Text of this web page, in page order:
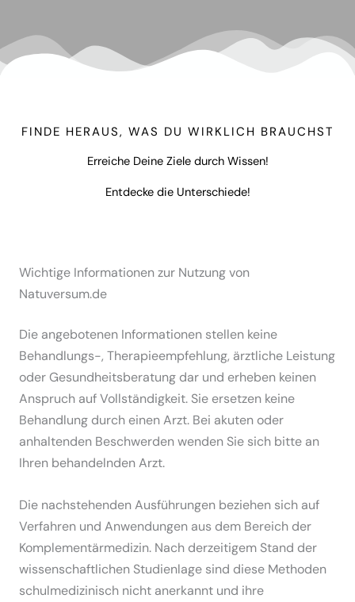
FINDE HERAUS, WAS DU WIRKLICH BRAUCHST
Erreiche Deine Ziele durch Wissen!
Entdecke die Unterschiede!
Wichtige Informationen zur Nutzung von
Natuversum.de
Die angebotenen Informationen stellen keine
Behandlungs-, Therapieempfehlung, ärztliche Leistung
oder Gesundheitsberatung dar und erheben keinen
Anspruch auf Vollständigkeit. Sie ersetzen keine
Behandlung durch einen Arzt. Bei akuten oder
anhaltenden Beschwerden wenden Sie sich bitte an
Ihren behandelnden Arzt.
Die nachstehenden Ausführungen beziehen sich auf
Verfahren und Anwendungen aus dem Bereich der
Komplementärmedizin. Nach derzeitigem Stand der
wissenschaftlichen Studienlage sind diese Methoden
schulmedizinisch nicht anerkannt und ihre